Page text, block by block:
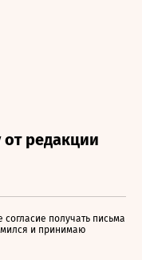
получать письма
и принимаю